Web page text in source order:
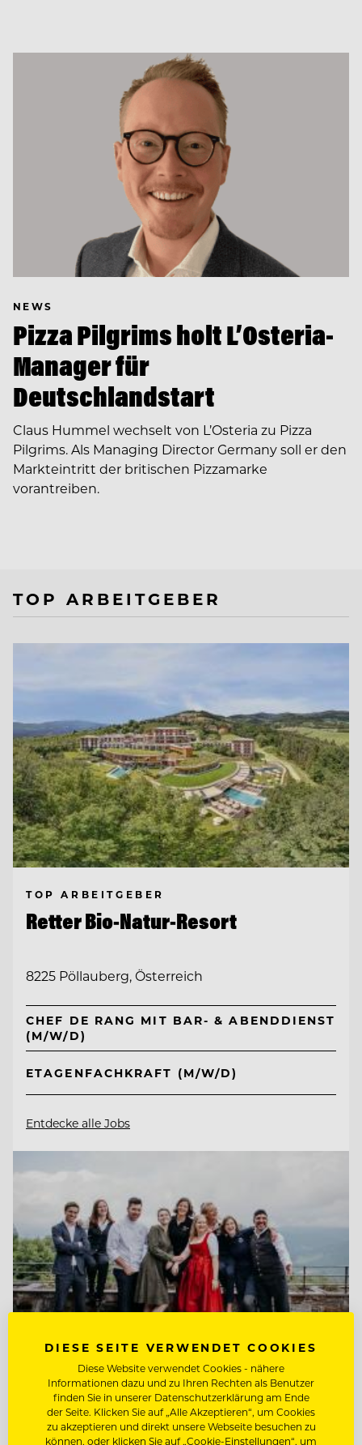
NEWS
Pizza Pilgrims holt L’Osteria-
Manager für
Deutschlandstart
Claus Hummel wechselt von L’Osteria zu Pizza
Pilgrims. Als Managing Director Germany soll er den
Markteintritt der britischen Pizzamarke
vorantreiben.
TOP ARBEITGEBER
TOP ARBEITGEBER
Retter Bio-Natur-Resort
8225 Pöllauberg, Österreich
CHEF DE RANG MIT BAR- & ABENDDIENST
(M/W/D)
ETAGENFACHKRAFT (M/W/D)
Entdecke alle Jobs
TOP ARBEITGEBER
Kempinski Hotel Berchtesgaden
DIESE SEITE VERWENDET COOKIES
Diese Website verwendet Cookies - nähere
Informationen dazu und zu Ihren Rechten als Benutzer
finden Sie in unserer Datenschutzerklärung am Ende
der Seite. Klicken Sie auf „Alle Akzeptieren“, um Cookies
zu akzeptieren und direkt unsere Webseite besuchen zu
können, oder klicken Sie auf „Cookie-Einstellungen“, um